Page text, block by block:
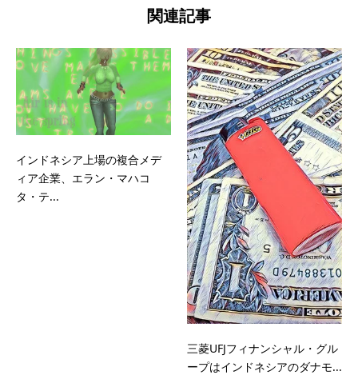
関連記事
インドネシア上場の複合メデ
ィア企業、エラン・マハコ
タ・テ...
三菱UFJフィナンシャル・グル
ープはインドネシアのダナモ...